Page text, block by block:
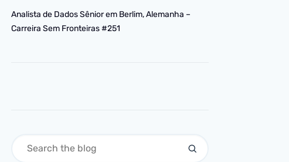
Analista de Dados Sênior em Berlim, Alemanha –
Carreira Sem Fronteiras #251